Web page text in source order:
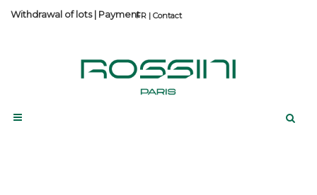
Contact
Withdrawal of lots| Payment